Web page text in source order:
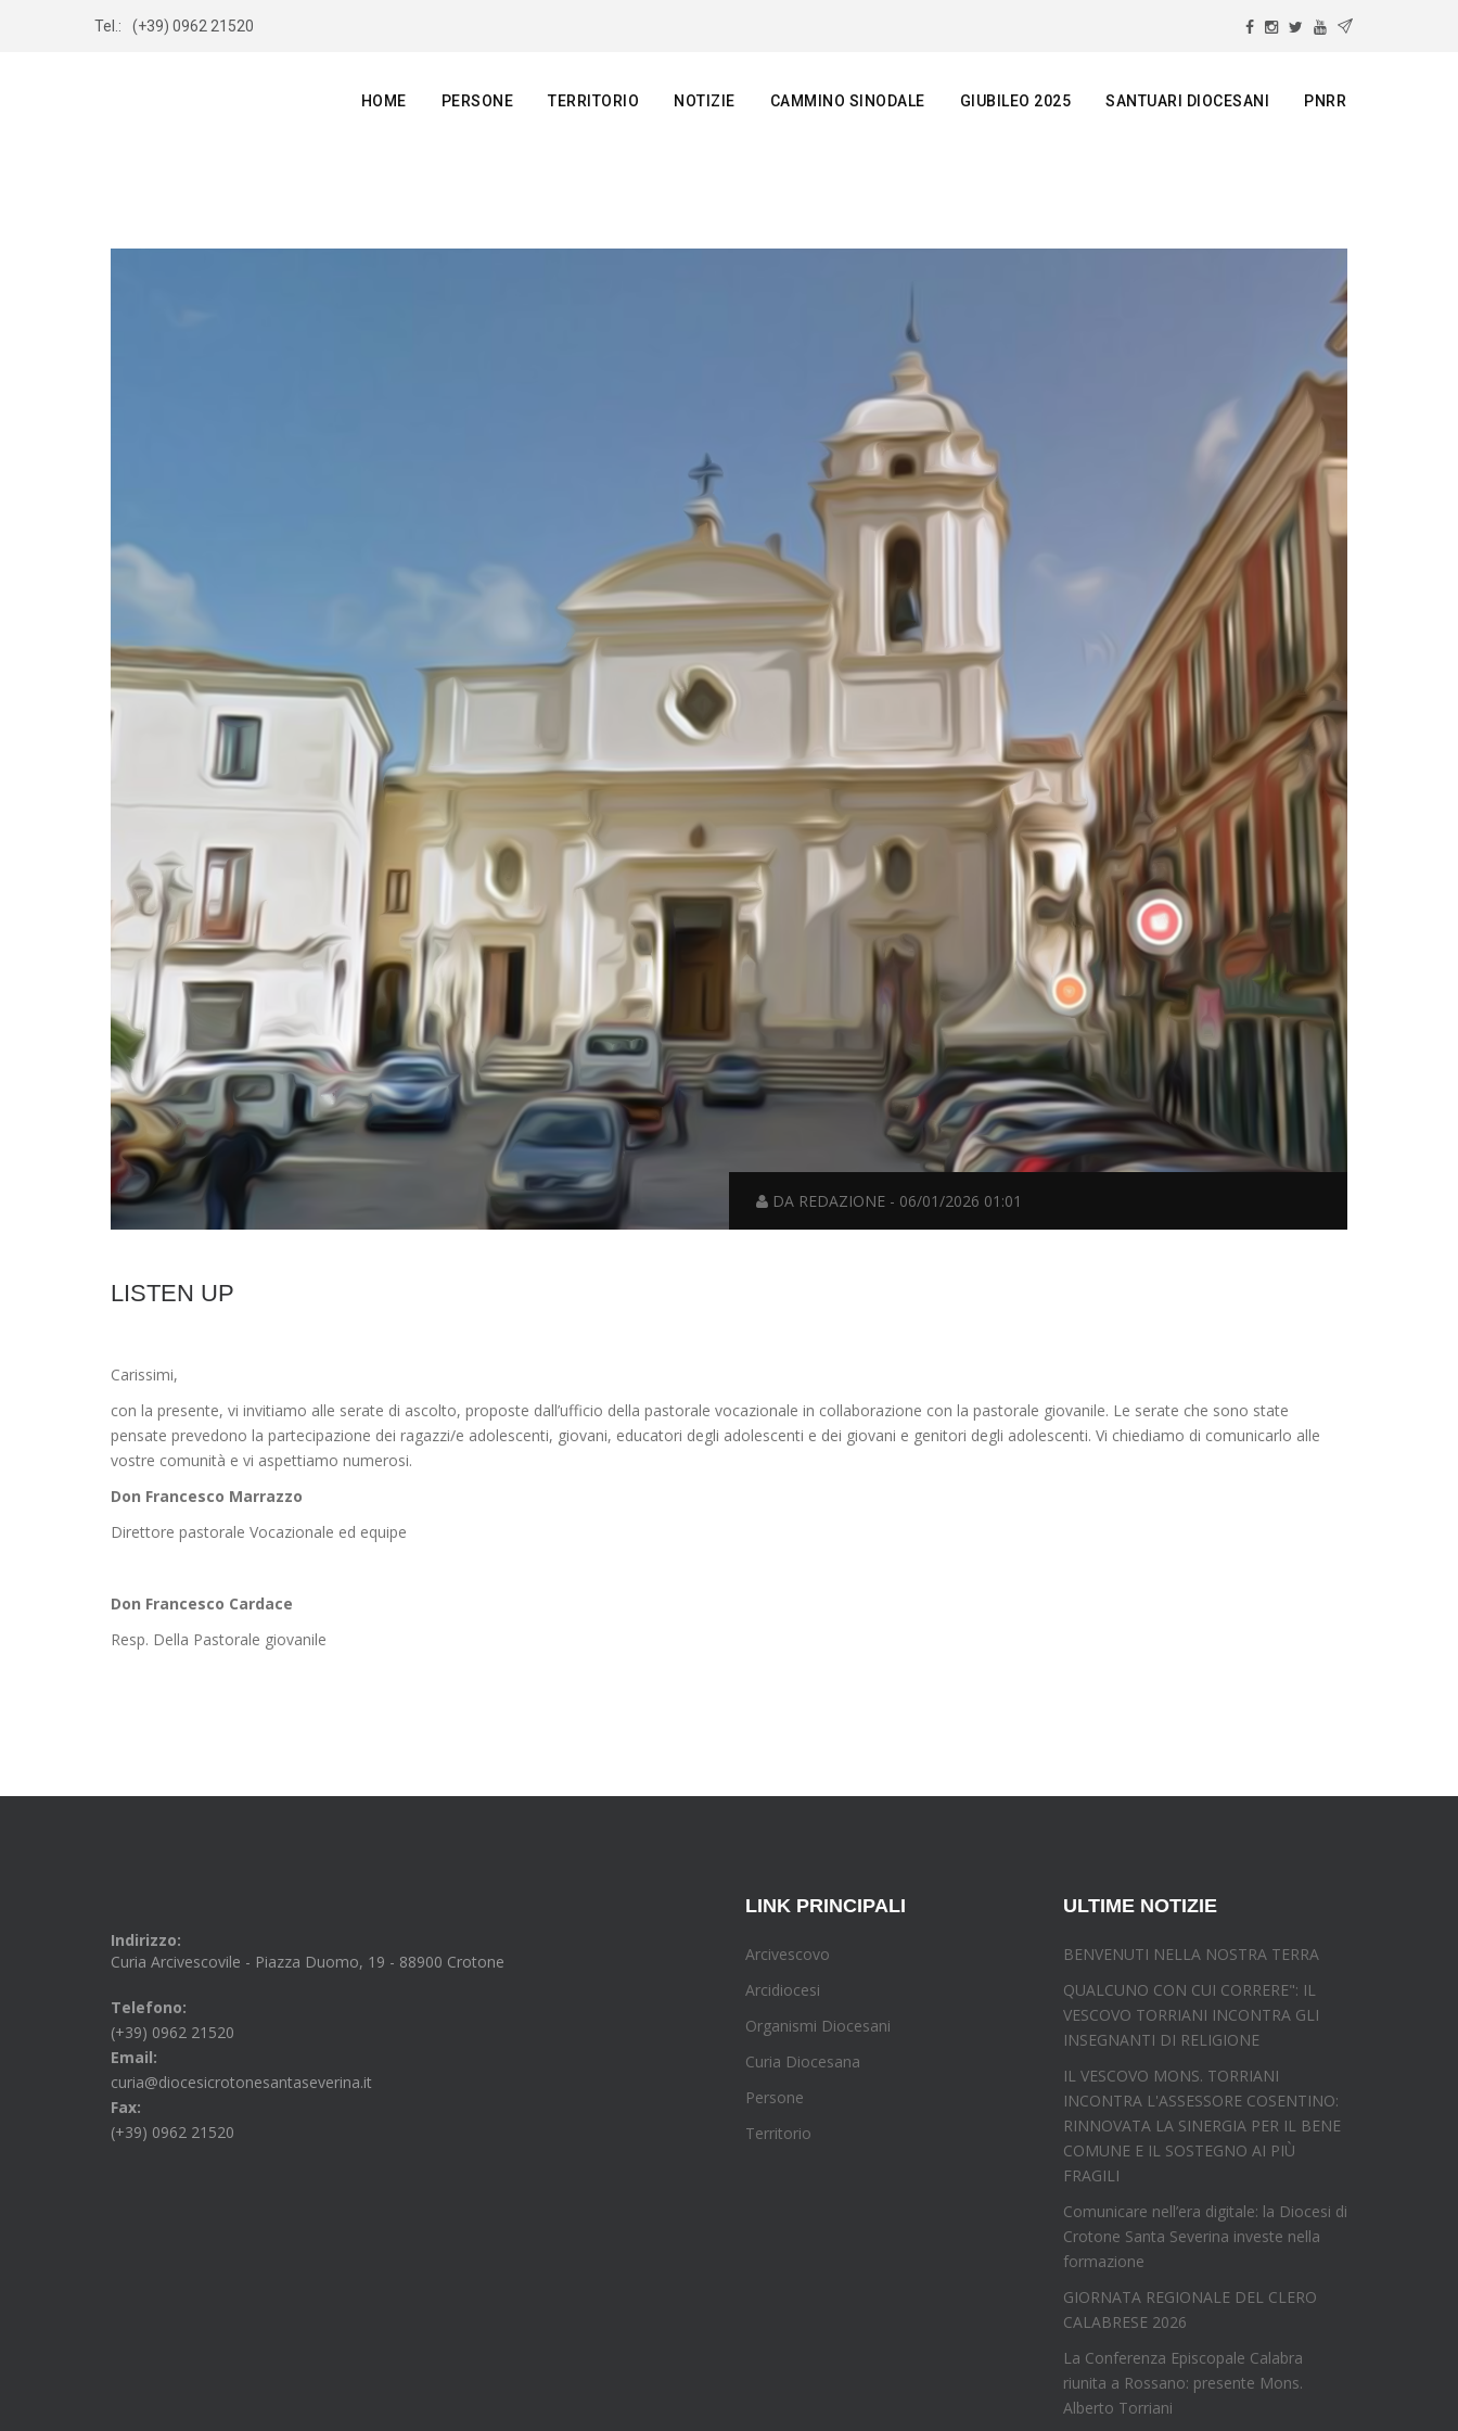
Tel.: (+39) 0962 21520
HOME PERSONE TERRITORIO NOTIZIE CAMMINO SINODALE GIUBILEO 2025 SANTUARI DIOCESANI PNRR
DA REDAZIONE - 06/01/2026 01:01
LISTEN UP
Carissimi,
con la presente, vi invitiamo alle serate di ascolto, proposte dall’ufficio della pastorale vocazionale in collaborazione con la pastorale giovanile. Le serate che sono state
pensate prevedono la partecipazione dei ragazzi/e adolescenti, giovani, educatori degli adolescenti e dei giovani e genitori degli adolescenti. Vi chiediamo di comunicarlo alle
vostre comunità e vi aspettiamo numerosi.
Don Francesco Marrazzo
Direttore pastorale Vocazionale ed equipe
Don Francesco Cardace
Resp. Della Pastorale giovanile
Indirizzo:
Curia Arcivescovile - Piazza Duomo, 19 - 88900 Crotone
Telefono:
(+39) 0962 21520
Email:
curia@diocesicrotonesantaseverina.it
Fax:
(+39) 0962 21520
LINK PRINCIPALI
Arcivescovo
Arcidiocesi
Organismi Diocesani
Curia Diocesana
Persone
Territorio
ULTIME NOTIZIE
BENVENUTI NELLA NOSTRA TERRA
QUALCUNO CON CUI CORRERE": IL
VESCOVO TORRIANI INCONTRA GLI
INSEGNANTI DI RELIGIONE
IL VESCOVO MONS. TORRIANI
INCONTRA L'ASSESSORE COSENTINO:
RINNOVATA LA SINERGIA PER IL BENE
COMUNE E IL SOSTEGNO AI PIÙ
FRAGILI
Comunicare nell’era digitale: la Diocesi di
Crotone Santa Severina investe nella
formazione
GIORNATA REGIONALE DEL CLERO
CALABRESE 2026
La Conferenza Episcopale Calabra
riunita a Rossano: presente Mons.
Alberto Torriani